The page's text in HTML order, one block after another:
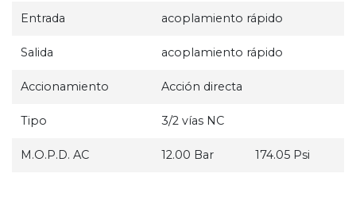
Entrada acoplamiento rápido
Salida acoplamiento rápido
Accionamiento Acción directa
Tipo 3/2 vías NC
M.O.P.D. AC 12.00 Bar 174.05 Psi